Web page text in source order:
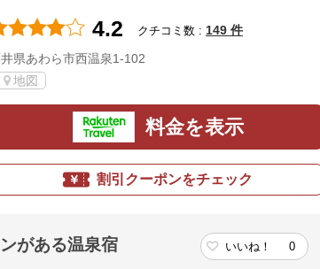
4.2 クチコミ数 : 149 件
県あわら市西温泉1-102
地図
料金を表示
割引クーポンをチェック
がある温泉宿 いいね！ 0